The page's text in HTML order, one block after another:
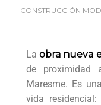
CONSTRUCCIÓN
La obra nueva
de
Maresme. Es
vida